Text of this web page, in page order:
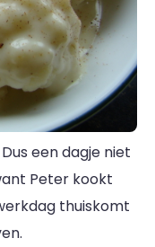
een dagje niet
Peter kookt
thuiskomt